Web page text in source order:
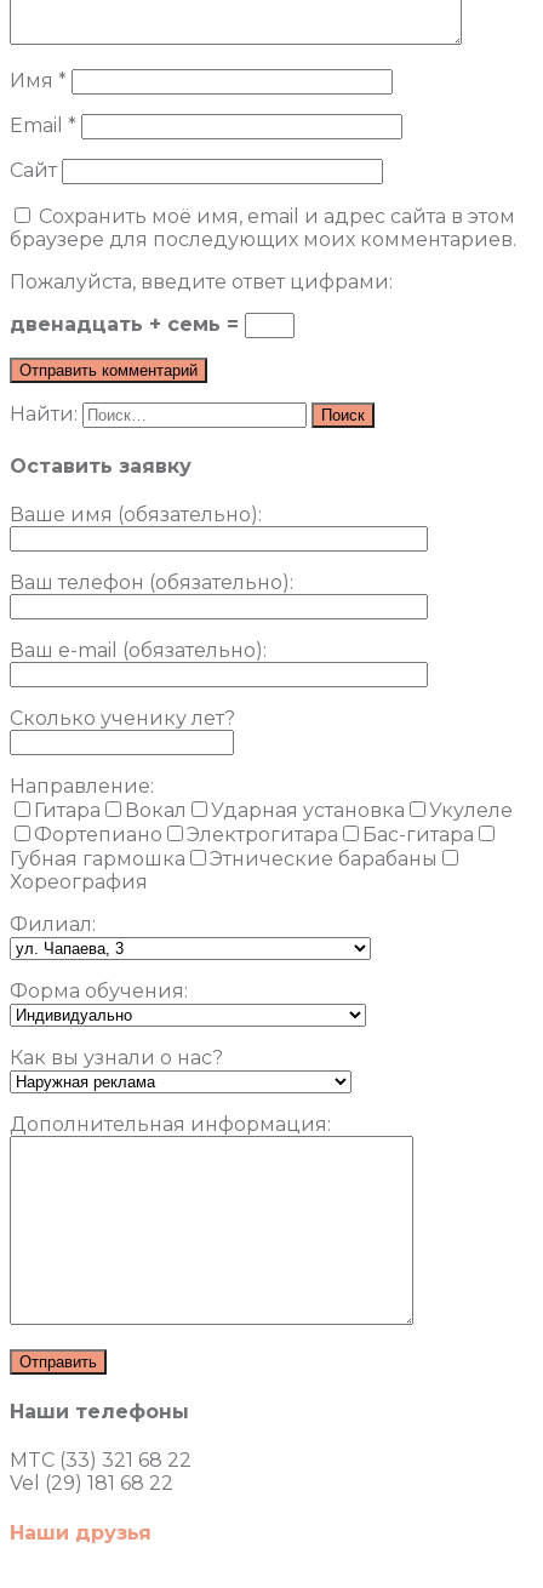
Имя *
Email *
Сайт
Сохранить моё имя, email и адрес сайта в этом
браузере для последующих моих комментариев.
Пожалуйста, введите ответ цифрами:
двенадцать + семь =
Найти:
Оставить заявку
Ваше имя (обязательно):
Ваш телефон (обязательно):
Ваш e-mail (обязательно):
Сколько ученику лет?
Направление:
Гитара
Вокал Ударная установка
Укулеле
Фортепиано
Электрогитара
Бас-гитара
Губная гармошка
Этнические барабаны
Хореография
Филиал:
Форма обучения:
Как вы узнали о нас?
Дополнительная информация:
Наши телефоны
MTC (33) 321 68 22
Vel (29) 181 68 22
Наши друзья